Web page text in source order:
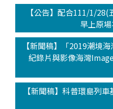
【公告】配合111/1/28(
早上原
【新聞稿】「2019潮境
紀錄片與影像海灣
【新聞稿】科普環島列